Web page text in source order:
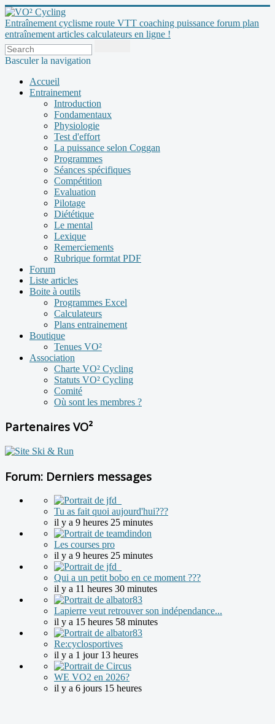
Entraînement cyclisme route VTT coaching puissance forum plan
entraînement articles calculateurs en ligne !
Basculer la navigation
Accueil
Entrainement
Introduction
Fondamentaux
Physiologie
Test d'effort
La puissance selon Coggan
Programmes
Séances spécifiques
Compétition
Evaluation
Pilotage
Diététique
Le mental
Lexique
Remerciements
Rubrique formtat PDF
Forum
Liste articles
Boite à outils
Programmes Excel
Calculateurs
Plans entrainement
Boutique
Tenues VO²
Association
Charte VO² Cycling
Statuts VO² Cycling
Comité
Où sont les membres ?
Partenaires VO²
Forum: Derniers messages
Tu as fait quoi aujourd'hui???
il y a 9 heures 25 minutes
Les courses pro
il y a 9 heures 25 minutes
Qui a un petit bobo en ce moment ???
il y a 11 heures 30 minutes
Lapierre veut retrouver son indépendance...
il y a 15 heures 58 minutes
Re:cyclosportives
il y a 1 jour 13 heures
WE VO2 en 2026?
il y a 6 jours 15 heures